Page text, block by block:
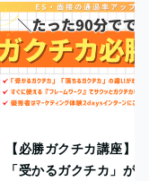
【必勝ガクチカ講座】
「受かるガクチカ」が